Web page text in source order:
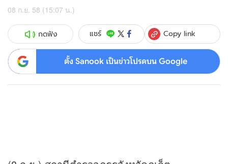
08 ก.ย. 58 (15:07 น.)
กดฟัง แชร์ Copy link
ตั้ง Sanook เป็นข่าวโปรดบน Google